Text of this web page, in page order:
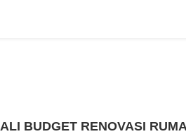
BUDGET RENOVASI